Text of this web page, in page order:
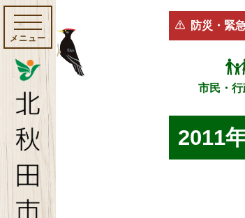
メニュー
防災・緊
市民・
2011